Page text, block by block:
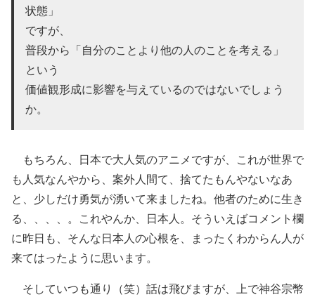
状態」
ですが、
普段から「自分のことより他の人のことを考える」
という
価値観形成に影響を与えているのではないでしょう
か。
もちろん、日本で大人気のアニメですが、これが世界で
も人気なんやから、案外人間て、捨てたもんやないなあ
と、少しだけ勇気が湧いて来ましたね。他者のために生き
る、、、、。これやんか、日本人。そういえばコメント欄
に昨日も、そんな日本人の心根を、まったくわからん人が
来てはったように思います。
そしていつも通り（笑）話は飛びますが、上で神谷宗幣